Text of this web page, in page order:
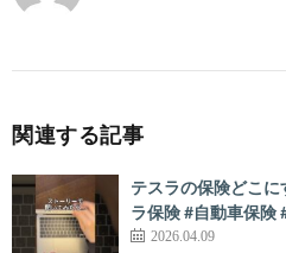
関連する記事
テスラの保険どこ
ラ保険 #自動車保険
2026.04.09